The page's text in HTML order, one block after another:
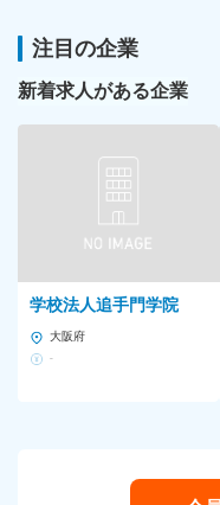
注目の企業
新着求人がある企業
学校法人追手門学院
大阪府
-